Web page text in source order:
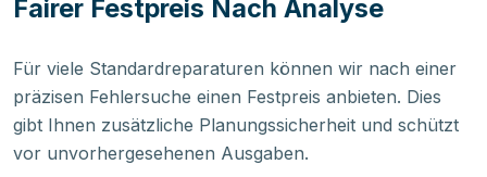
Fairer Festpreis Nach Analyse
Für viele Standardreparaturen können wir nach einer
präzisen Fehlersuche einen Festpreis anbieten. Dies
gibt Ihnen zusätzliche Planungssicherheit und schützt
vor unvorhergesehenen Ausgaben.